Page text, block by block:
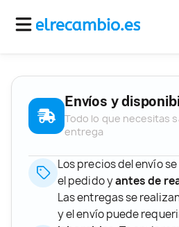
Envíos y
Todo lo que necesitas
entrega
Los precios del envío
el pedido yantes de
Las entregas se
y el envío puede